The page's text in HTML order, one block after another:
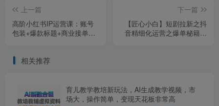
上一篇
高阶小红书IP运营课：账号
包装+爆款标题+商业接单，
下一篇
【匠心小白】短剧拉新之抖
音精细化运营之爆单秘籍，
相关推荐
育儿教学教培新玩法，AI生成教学视频，市
场大，操作简单，变现天花板非常高